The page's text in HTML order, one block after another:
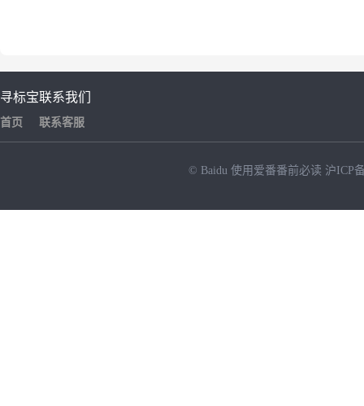
寻标宝
首页
联系我们
联系客服
© Baidu 使用爱番番前必读 沪ICP